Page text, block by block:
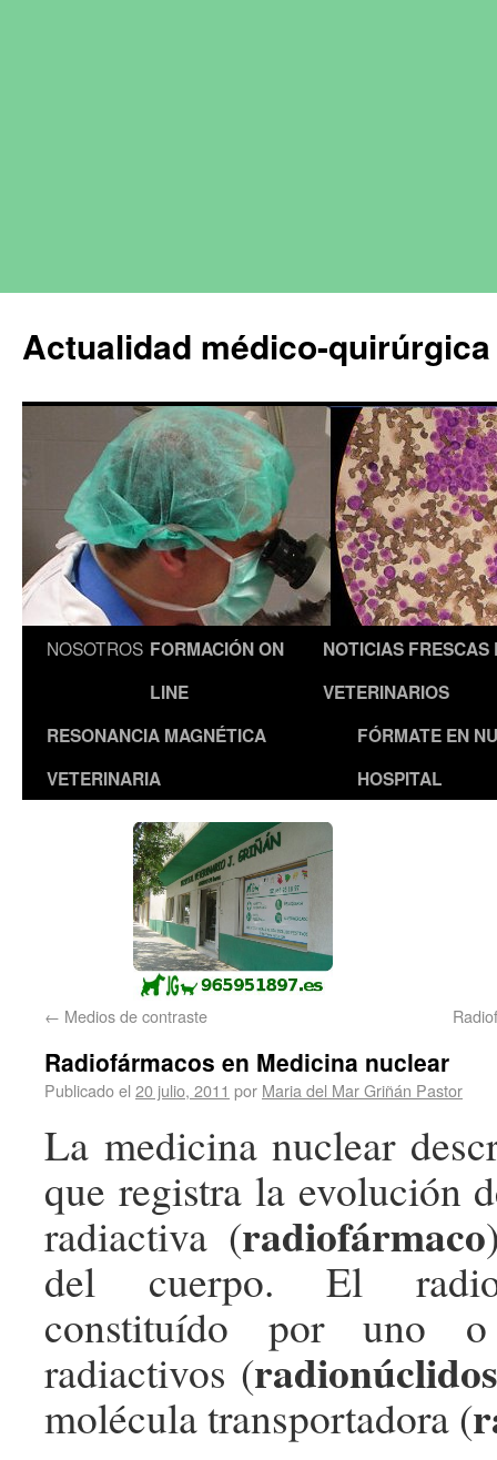
Actualidad médico-
NOSOTROS FORMACIÓN ON
LINE
NOTICIAS FRESCAS
VETERINARIOS
RESONANCIA MAGNÉTICA
VETERINARIA
FÓRMATE EN
HOSPITAL
← Medios de contraste
Radiofármacos en Medicina nuclear
Publicado el 20 julio, 2011 por Maria del Mar Griñán Pastor
La medicina nuclear
que registra la evolución
radiactiva (radiofármaco
del cuerpo. El
constituído por uno
radiactivos (radionúclidos
molécula transportadora (